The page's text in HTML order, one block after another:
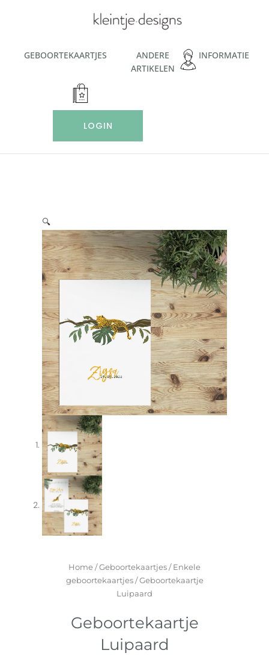
inhoudGEBOORTEKAARTJES
ANDERE
ARTIKELEN
INFORMATIE
LOGIN
🔍
Home/Geboortekaartjes/Enkele
geboortekaartjes/ Geboortekaartje
Luipaard
Geboortekaartje
Luipaard